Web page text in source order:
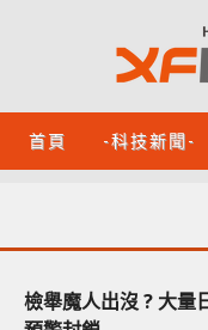
首頁 -科技新聞-
檢舉魔人出沒 ? 大